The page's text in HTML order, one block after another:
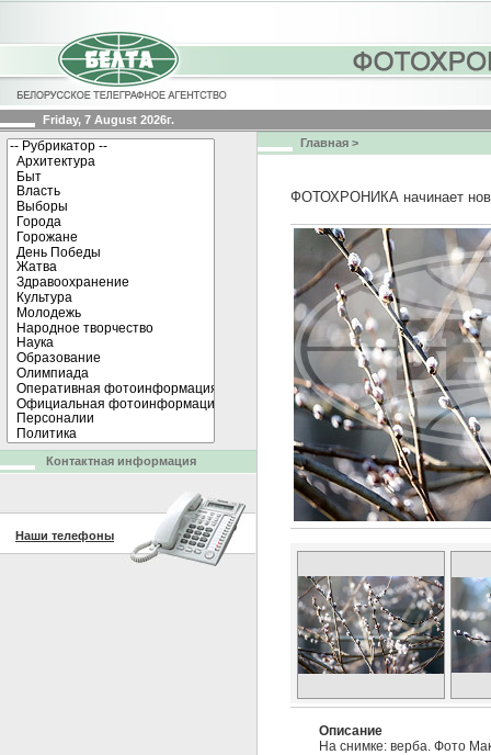
Friday, 7 August 2026г.
Главная >
ФОТОХРОНИКА начинает
Описание
На снимке: верба. Фото
Контактная информация
Наши телефоны